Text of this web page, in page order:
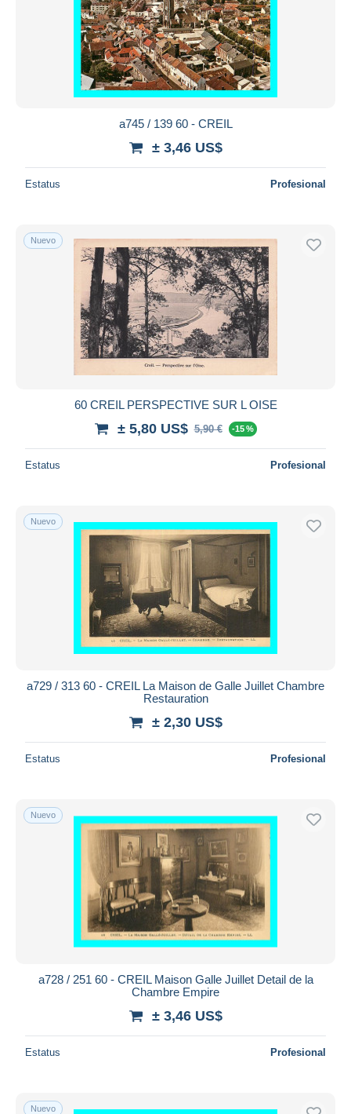
a745 / 139 60 - CREIL
± 3,46 US$
Estatus Profesional
Nuevo
60 CREIL PERSPECTIVE SUR L OISE
± 5,80 US$ 5,90 € -15 %
Estatus Profesional
Nuevo
a729 / 313 60 - CREIL La Maison de Galle Juillet Chambre
Restauration
± 2,30 US$
Estatus Profesional
Nuevo
a728 / 251 60 - CREIL Maison Galle Juillet Detail de la
Chambre Empire
± 3,46 US$
Estatus Profesional
Nuevo